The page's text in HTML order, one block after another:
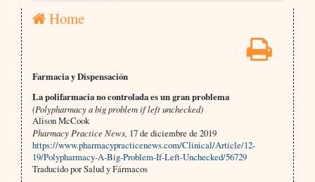
Home
Farmacia y Dispensación
La polifarmacia no controlada es un gran problema
(Polypharmacy a big problem if left unchecked)
Alison McCook
Pharmacy Practice News, 17 de diciembre de 2019
https://www.pharmacypracticenews.com/Clinical/Article/12-
19/Polypharmacy-A-Big-Problem-If-Left-Unchecked/56729
Traducido por Salud y Fármacos